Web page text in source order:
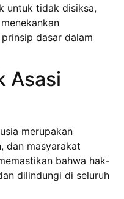
untuk tidak disiksa,
dasar dalam
Asasi
merupakan
dan masyarakat
bahwa hak-
dilindungi di seluruh